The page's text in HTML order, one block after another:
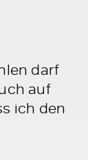
darf
auf
ich den